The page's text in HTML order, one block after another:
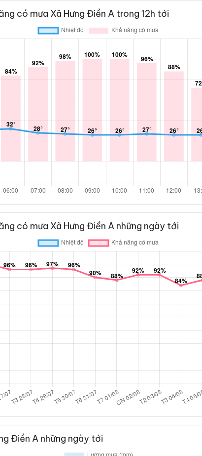
có mưa Xã Hưng Điền A trong 12h tới
có mưa Xã Hưng Điền A những ngày tới
Điền A những ngày tới